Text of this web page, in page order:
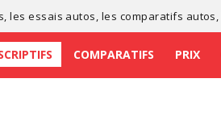
, lesessais autos , les comparatifs autos
COMPARATIFS PRIX